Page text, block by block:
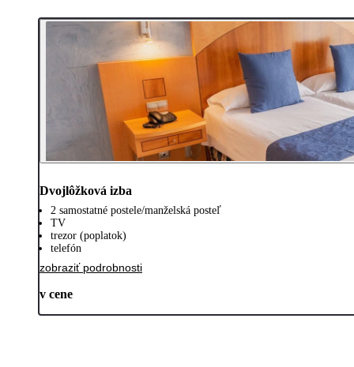
Dvojlôžková izba
2 samostatné postele/manželská posteľ
TV
trezor (poplatok)
telefón
zobraziť podrobnosti
v cene